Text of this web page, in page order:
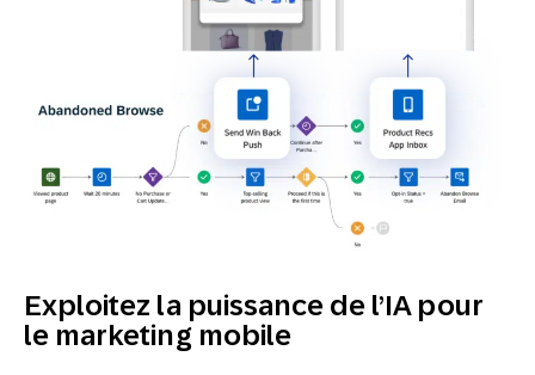
Exploitez la puissance de l’IA pour
le marketing mobile